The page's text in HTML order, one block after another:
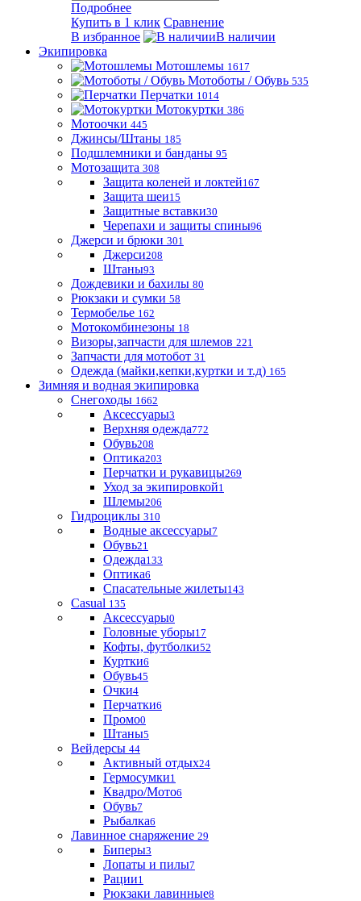
Подробнее
Купить в 1 клик Сравнение
В избранное
В наличии
Экипировка
Мотошлемы 1617
Мотоботы / Обувь 535
Перчатки 1014
Мотокуртки 386
Мотоочки 445
Джинсы/Штаны 185
Подшлемники и банданы 95
Мотозащита 308
Защита коленей и локтей167
Защита шеи15
Защитные вставки30
Черепахи и защиты спины96
Джерси и брюки 301
Джерси208
Штаны93
Дождевики и бахилы 80
Рюкзаки и сумки 58
Термобелье 162
Мотокомбинезоны 18
Визоры,запчасти для шлемов 221
Запчасти для мотобот 31
Одежда (майки,кепки,куртки и т.д) 165
Зимняя и водная экипировка
Снегоходы 1662
Аксессуары3
Верхняя одежда772
Обувь208
Оптика203
Перчатки и рукавицы269
Уход за экипировкой1
Шлемы206
Гидроциклы 310
Водные аксессуары7
Обувь21
Одежда133
Оптика6
Спасательные жилеты143
Casual 135
Аксессуары0
Головные уборы17
Кофты, футболки52
Куртки6
Обувь45
Очки4
Перчатки6
Промо0
Штаны5
Вейдерсы 44
Активный отдых24
Гермосумки1
Квадро/Мото6
Обувь7
Рыбалка6
Лавинное снаряжение 29
Биперы3
Лопаты и пилы7
Рации1
Рюкзаки лавинные8